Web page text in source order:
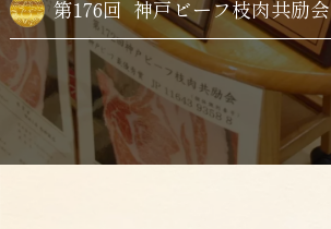
第176回 神戸ビーフ枝肉共励会